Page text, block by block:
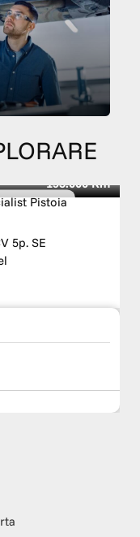
Pistoia
195.000 Km
5p. SE